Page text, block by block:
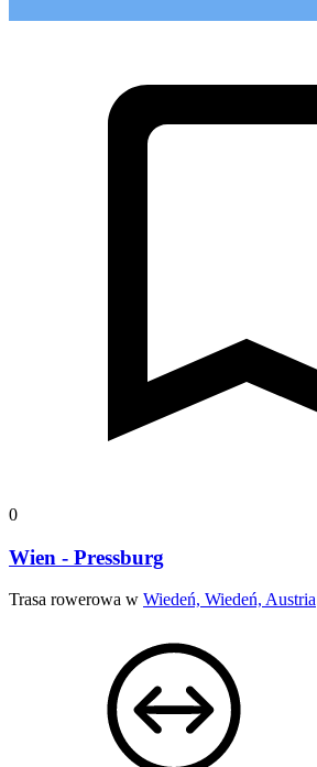
0
Wien - Pressburg
Trasa rowerowa w Wiedeń, Wiedeń, Austria